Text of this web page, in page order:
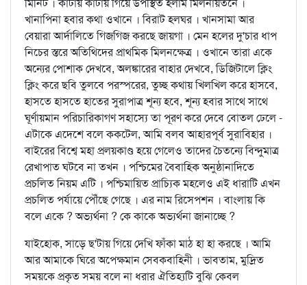
মিনিট । কাঁটায় কাঁটায় গিয়ে উপস্থিত হলাম মিলনায়তনে ।
খানাপিনা হবার কথা ওখানে । বিরাট হলঘর । খানসামা আর
বেয়ারা আর্দালিতে গিজগিজ করছে জায়গা । মেন হলের দু'চার ধাপ
নিচের স্তরে অতিথিদের প্রাথমিক মিলনক্ষেত্র । ওখানে তারা একে
অন্যের পোশাক দেখবে, অলঙ্কারের বাহার দেখবে, ডিজিটালে ক্লিং
ক্লিং করে ছবি তুলবে পরস্পরের, তুচ্ছ কথায় খিলখিল করে হাসবে,
হাসতে হাসতে হাতের সুরাপাত্র শূন্য হবে, শূন্য হবার সাথে সাথে
ঘূর্ণায়মান পরিচারিকাগণ সহাস্যে তা পূরণ করে দেবে বোতল ঢেলে -
এটাকে এদেশে বলে ককটেল, আমি বলব আহারপূর্ব সুরাবিহার ।
বাইরের বিশ্বে মহা প্রলয়কাণ্ড হয়ে গেলেও তাদের চৈতন্যে বিন্দুমাত্র
রেখাপাত ঘটবে না তখন । পশ্চিমের বৈবাহিক অনুষ্ঠানাদিতে
প্রচলিত নিয়ম এটি । পশ্চিমায়িত প্রাচ্যিক মহলেও এই ধারাটি এখন
প্রচলিত পর্যায়ে পৌঁছে গেছে । এর নাম রিসেপশন । বাংলায় কি
বলে একে ? অভ্যর্থনা ? কে কাকে অভ্যর্থনা জানাচ্ছে ?
যাইহোক, সাড়ে ছ'টায় গিয়ে দেখি ফাঁকা মাঠ হা হা করছে । আমি
আর আমাকে ঘিরে অপেক্ষমান সেবকবাহিনী । ভাবতাম, মুদ্রিত
সময়কে প্রকৃত সময় বলে না ধরার ঐতিহ্যটি বুঝি কেবল